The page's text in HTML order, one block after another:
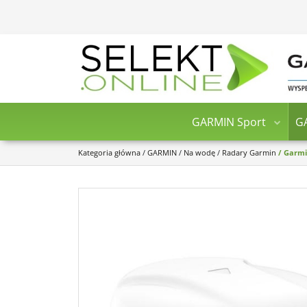
GARMIN Sport
Kategoria główna / GARMIN / Na wodę / Radary Garmin /